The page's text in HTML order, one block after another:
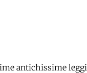
antichissime